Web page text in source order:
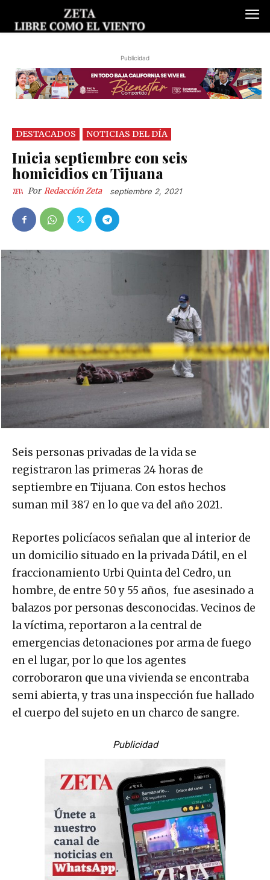
Publicidad
DESTACADOS NOTICIAS DEL DÍA
Inicia septiembre con seis
homicidios en Tijuana
Por Redacción Zeta septiembre 2, 2021
Seis personas privadas de la vida se
registraron las primeras 24 horas de
septiembre en Tijuana. Con estos hechos
suman mil 387 en lo que va del año 2021.
Reportes policíacos señalan que al interior de
un domicilio situado en la privada Dátil, en el
fraccionamiento Urbi Quinta del Cedro, un
hombre, de entre 50 y 55 años, fue asesinado a
balazos por personas desconocidas. Vecinos de
la víctima, reportaron a la central de
emergencias detonaciones por arma de fuego
en el lugar, por lo que los agentes
corroboraron que una vivienda se encontraba
semi abierta, y tras una inspección fue hallado
el cuerpo del sujeto en un charco de sangre.
Publicidad